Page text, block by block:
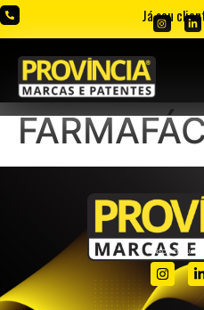
Já sou
PENSOU. CRIOU.